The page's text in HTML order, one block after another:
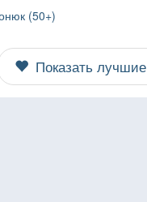
(50+)
Показать лучшие